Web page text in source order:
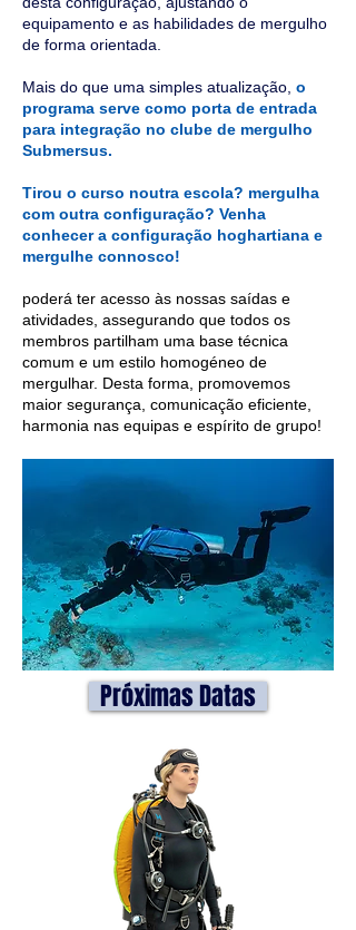
equipamento e as habilidades de mergulho
de forma orientada.
Mais do que uma simples atualização, o
programa serve como porta de entrada
para integração no clube de mergulho
Submersus.
Tirou o curso noutra escola? mergulha
com outra configuração? Venha
conhecer a configuração hoghartiana e
mergulhe connosco!
poderá ter acesso às nossas saídas e
atividades, assegurando que todos os
membros partilham uma base técnica
comum e um estilo homogéneo de
mergulhar. Desta forma, promovemos
maior segurança, comunicação eficiente,
harmonia nas equipas e espírito de grupo!
Próximas Datas